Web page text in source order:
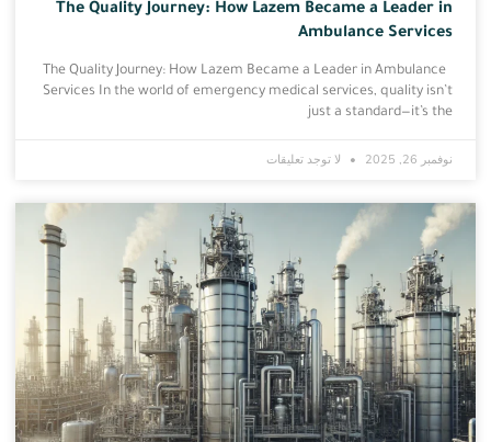
The Quality Journey: How Lazem Became a Leader in
Ambulance Services
The Quality Journey: How Lazem Became a Leader in Ambulance
Services In the world of emergency medical services, quality isn’t
just a standard—it’s the
نوفمبر 26, 2025 لا توجد تعليقات